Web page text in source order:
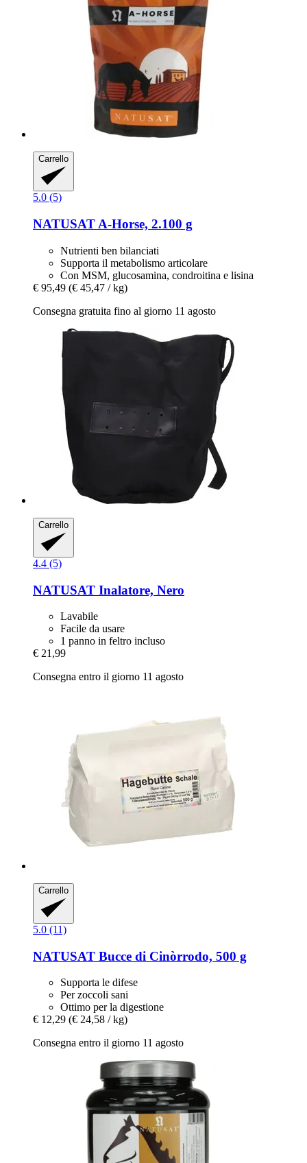
Carrello
5.0 (5)
NATUSAT A-​Horse, 2.100 g
Nutrienti ben bilanciati
Supporta il metabolismo articolare
Con MSM, glucosamina, condroitina e lisina
€ 95,49 (€ 45,47 / kg)
Consegna gratuita fino al giorno 11 agosto
Carrello
4.4 (5)
NATUSAT Inalatore, Nero
Lavabile
Facile da usare
1 panno in feltro incluso
€ 21,99
Consegna entro il giorno 11 agosto
Carrello
5.0 (11)
NATUSAT Bucce di Cinòrrodo, 500 g
Supporta le difese
Per zoccoli sani
Ottimo per la digestione
€ 12,29 (€ 24,58 / kg)
Consegna entro il giorno 11 agosto